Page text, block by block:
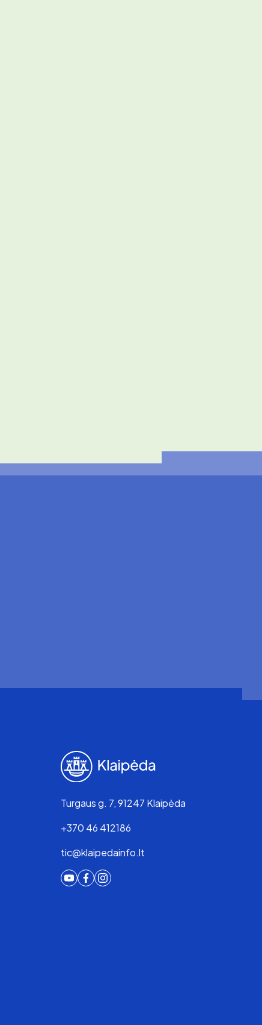
Turgaus g. 7, 91247 Klaipėda
+370 46 412186
tic@klaipedainfo.lt